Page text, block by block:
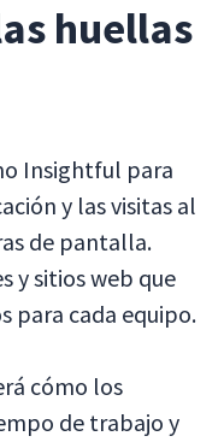
huellas
Insightful para
y las visitas al
de pantalla.
y sitios web que
para cada equipo.
cómo los
de trabajo y